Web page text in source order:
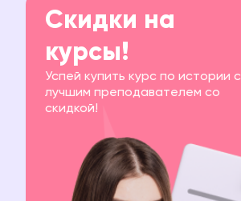
Скидки на
курсы!
Успей купить курс по истории с
лучшим преподавателем со
скидкой!